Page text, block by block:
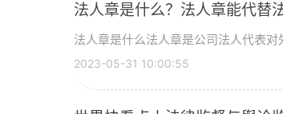
法人章是什么？法人章能代替
法人章是什么法人章是公司法人代表
2023-05-31 10:00:55